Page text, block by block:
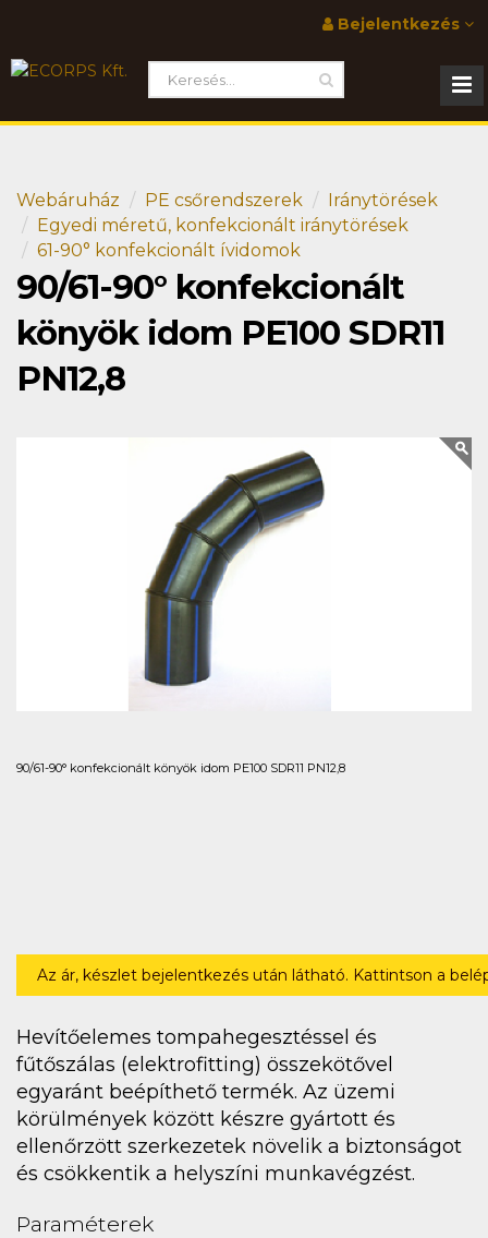
Bejelentkezés
Webáruház PE csőrendszerek
Iránytörések
Egyedi méretű, konfekcionált iránytörések
61-90° konfekcionált ívidomok
90/61-90° konfekcionált
könyök idom PE100 SDR11
PN12,8
90/61-90° konfekcionált könyök idom PE100 SDR11 PN12,8
Az ár, készlet bejelentkezés után látható. Kattintson a
Hevítőelemes tompahegesztéssel és
fűtőszálas (elektrofitting) összekötővel
egyaránt beépíthető termék. Az üzemi
körülmények között készre gyártott és
ellenőrzött szerkezetek növelik a biztonságot
és csökkentik a helyszíni munkavégzést.
Paraméterek